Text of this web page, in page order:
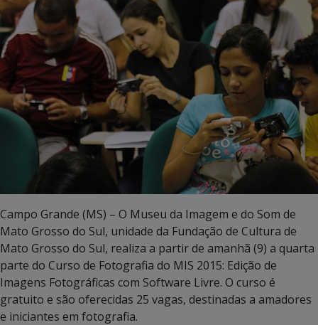
Campo Grande (MS) – O Museu da Imagem e do Som de
Mato Grosso do Sul, unidade da Fundação de Cultura de
Mato Grosso do Sul, realiza a partir de amanhã (9) a quarta
parte do Curso de Fotografia do MIS 2015: Edição de
Imagens Fotográficas com Software Livre. O curso é
gratuito e são oferecidas 25 vagas, destinadas a amadores
e iniciantes em fotografia.